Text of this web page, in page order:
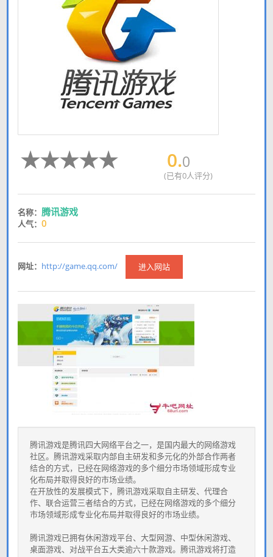
0.0
(已有0人评分)
名称： 腾讯游戏
人气： 0
网址： http://game.qq.com/ 进入网站
腾讯游戏是腾讯四大网络平台之一，是国内最大的网络游戏
社区。腾讯游戏采取内部自主研发和多元化的外部合作两者
结合的方式，已经在网络游戏的多个细分市场领域形成专业
化布局并取得良好的市场业绩。
在开放性的发展模式下，腾讯游戏采取自主研发、代理合
作、联合运营三者结合的方式，已经在网络游戏的多个细分
市场领域形成专业化布局并取得良好的市场业绩。
腾讯游戏已拥有休闲游戏平台、大型网游、中型休闲游戏、
桌面游戏、对战平台五大类逾六十款游戏。腾讯游戏将打造